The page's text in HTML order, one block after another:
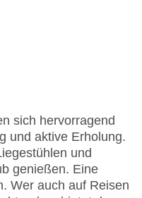
sich hervorragend
und aktive Erholung.
und
genießen. Eine
Wer auch auf Reisen